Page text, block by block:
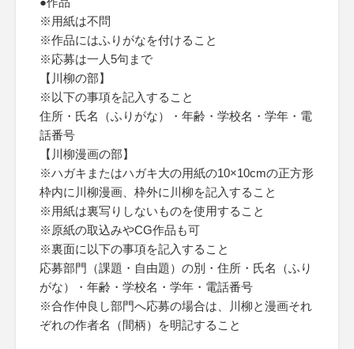
※用紙は不問
※作品にはふりがなを付けること
※応募は一人5句まで
【川柳の部】
※以下の事項を記入すること
住所・氏名（ふりがな）・年齢・学校名・学年・電
話番号
【川柳漫画の部】
※ハガキまたはハガキ大の用紙の10×10cmの正方形
枠内に川柳漫画、枠外に川柳を記入すること
※用紙は裏写りしないものを使用すること
※原紙の取込みやCG作品も可
※裏面に以下の事項を記入すること
応募部門（課題・自由題）の別・住所・氏名（ふり
がな）・年齢・学校名・学年・電話番号
※合作仲良し部門へ応募の場合は、川柳と漫画それ
ぞれの作者名（間柄）を明記すること